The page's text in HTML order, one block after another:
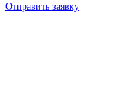
Отправить заявку